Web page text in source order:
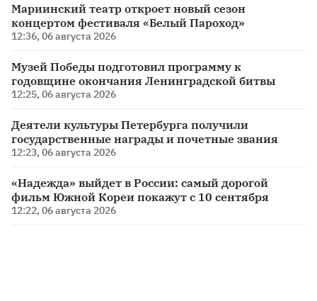
Мариинский театр откроет новый сезон
концертом фестиваля «Белый Пароход»
12:36, 06 августа 2026
Музей Победы подготовил программу к
годовщине окончания Ленинградской битвы
12:25, 06 августа 2026
Деятели культуры Петербурга получили
государственные награды и почетные звания
12:23, 06 августа 2026
«Надежда» выйдет в России: самый дорогой
фильм Южной Кореи покажут с 10 сентября
12:22, 06 августа 2026